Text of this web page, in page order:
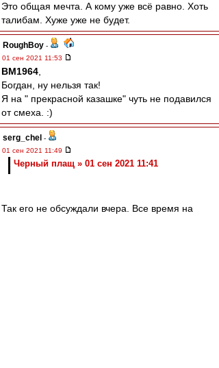
Это общая мечта. А кому уже всё равно. Хоть
талибам. Хуже уже не будет.
RoughBoy -
01 сен 2021 11:53
BM1964
Богдан, ну нельзя так!
Я на " прекрасной казашке" чуть не подавился
от смеха. :)
serg_chel -
01 сен 2021 11:49
Черный плащ » 01 сен 2021 11:41
Так его не обсуждали вчера. Все время на